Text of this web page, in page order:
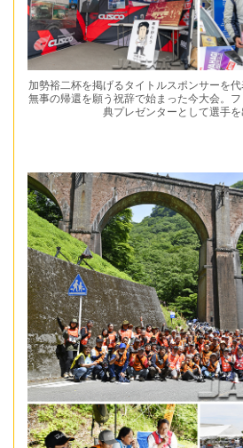
加勢裕二杯を掲げるタイトルスポンサーを
無事の帰還を願う祝辞で始まった今大会。
典プレゼンターとして選手を